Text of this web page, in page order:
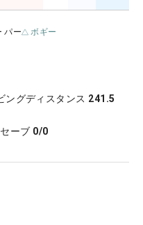
パー ボギー
ングディスタンス 241.5
ーブ 0/0